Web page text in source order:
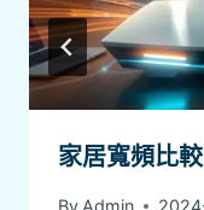
家居寬頻比